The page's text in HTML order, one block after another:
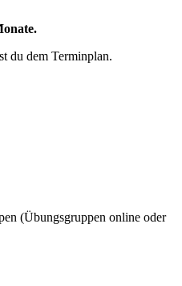
du dem Terminplan.
(Übungsgruppen online oder